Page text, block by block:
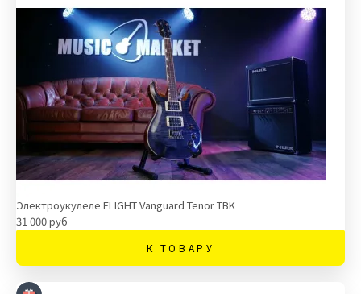
Электроукулеле FLIGHT Vanguard Tenor TBK
31 000 руб
К ТОВАРУ